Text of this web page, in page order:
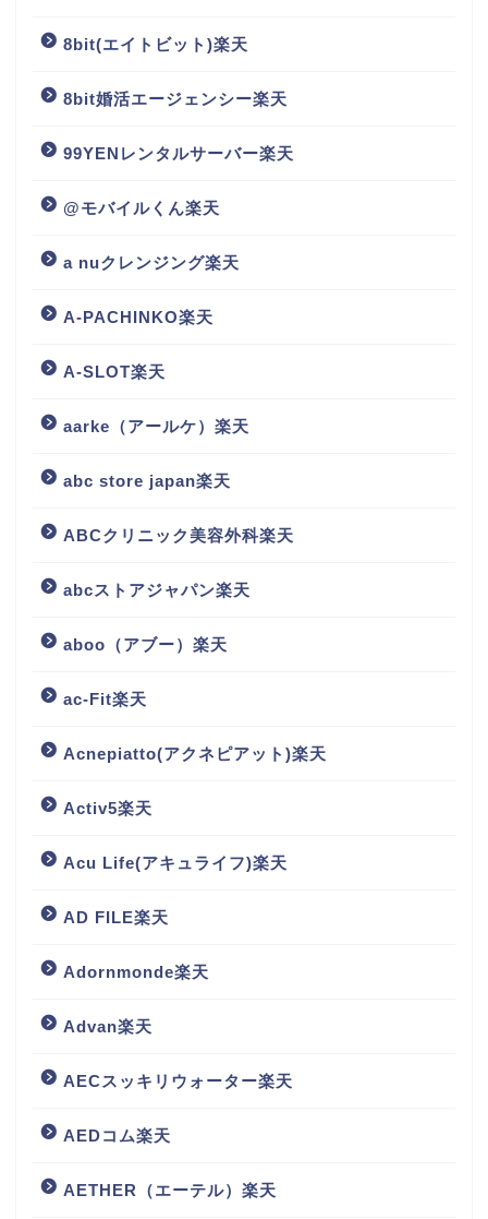
8bit(エイトビット)楽天
8bit婚活エージェンシー楽天
99YENレンタルサーバー楽天
@モバイルくん楽天
a nuクレンジング楽天
A-PACHINKO楽天
A-SLOT楽天
aarke（アールケ）楽天
abc store japan楽天
ABCクリニック美容外科楽天
abcストアジャパン楽天
aboo（アブー）楽天
ac-Fit楽天
Acnepiatto(アクネピアット)楽天
Activ5楽天
Acu Life(アキュライフ)楽天
AD FILE楽天
Adornmonde楽天
Advan楽天
AECスッキリウォーター楽天
AEDコム楽天
AETHER（エーテル）楽天